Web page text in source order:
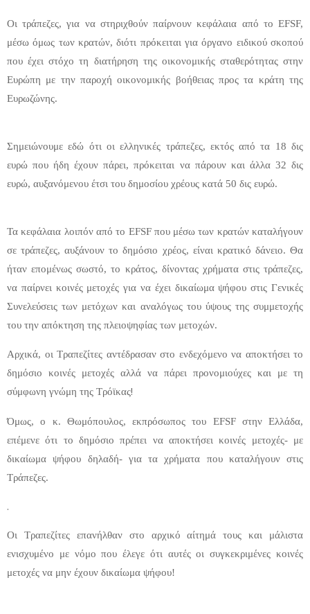
Οι τράπεζες, για να στηριχθούν παίρνουν κεφάλαια από το EFSF,
μέσω όμως των κρατών, διότι πρόκειται για όργανο ειδικού σκοπού
που έχει στόχο τη διατήρηση της οικονομικής σταθερότητας στην
Ευρώπη με την παροχή οικονομικής βοήθειας προς τα κράτη της
Ευρωζώνης.
Σημειώνουμε εδώ ότι οι ελληνικές τράπεζες, εκτός από τα 18 δις
ευρώ που ήδη έχουν πάρει, πρόκειται να πάρουν και άλλα 32 δις
ευρώ, αυξανόμενου έτσι του δημοσίου χρέους κατά 50 δις ευρώ.
Τα κεφάλαια λοιπόν από το EFSF που μέσω των κρατών καταλήγουν
σε τράπεζες, αυξάνουν το δημόσιο χρέος, είναι κρατικό δάνειο. Θα
ήταν επομένως σωστό, το κράτος, δίνοντας χρήματα στις τράπεζες,
να παίρνει κοινές μετοχές για να έχει δικαίωμα ψήφου στις Γενικές
Συνελεύσεις των μετόχων και αναλόγως του ύψους της συμμετοχής
του την απόκτηση της πλειοψηφίας των μετοχών.
Αρχικά, οι Τραπεζίτες αντέδρασαν στο ενδεχόμενο να αποκτήσει το
δημόσιο κοινές μετοχές αλλά να πάρει προνομιούχες και με τη
σύμφωνη γνώμη της Τρόϊκας!
Όμως, ο κ. Θωμόπουλος, εκπρόσωπος του EFSF στην Ελλάδα,
επέμενε ότι το δημόσιο πρέπει να αποκτήσει κοινές μετοχές- με
δικαίωμα ψήφου δηλαδή- για τα χρήματα που καταλήγουν στις
Τράπεζες.
.
Οι Τραπεζίτες επανήλθαν στο αρχικό αίτημά τους και μάλιστα
ενισχυμένο με νόμο που έλεγε ότι αυτές οι συγκεκριμένες κοινές
μετοχές να μην έχουν δικαίωμα ψήφου!